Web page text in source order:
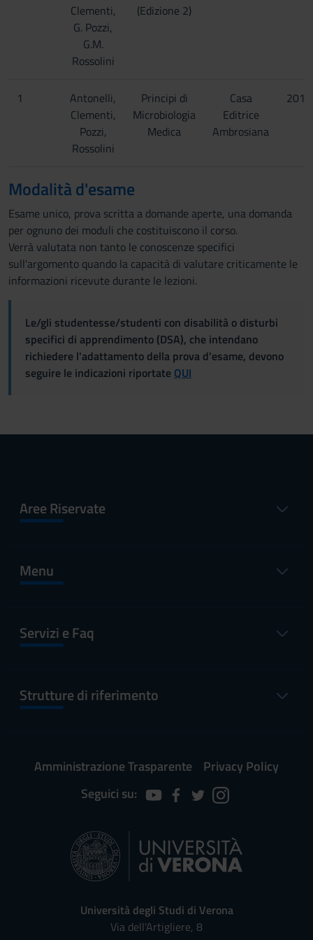
Clementi,
G. Pozzi,
G.M.
Rossolini
(Edizione 2)
1
Antonelli,
Clementi,
Pozzi,
Rossolini
Principi di
Microbiologia
Medica
Casa
Editrice
Ambrosiana
2017
Modalità d'esame
Esame unico, prova scritta a domande aperte, una domanda
per ognuno dei moduli che costituiscono il corso.
Verrà valutata non tanto le conoscenze specifici
sull'argomento quando la capacità di valutare criticamente le
informazioni ricevute durante le lezioni.
Le/gli studentesse/studenti con disabilità o disturbi
specifici di apprendimento (DSA), che intendano
richiedere l'adattamento della prova d'esame, devono
seguire le indicazioni riportate QUI
Aree Riservate
Menu
Servizi e Faq
Strutture di riferimento
Amministrazione Trasparente
Privacy Policy
Seguici su:
Università degli Studi di Verona
Via dell'Artigliere, 8